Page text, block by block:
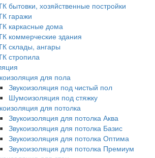
бытовки, хозяйственные постройки
гаражи
каркасные дома
коммерческие здания
склады, ангары
стропила
для пола
Звукоизоляция под чистый пол
Шумоизоляция под стяжку
для потолка
Звукоизоляция для потолка Аква
Звукоизоляция для потолка Базис
Звукоизоляция для потолка Оптима
Звукоизоляция для потолка Премиум